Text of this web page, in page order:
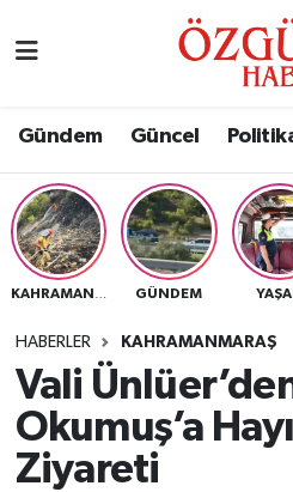
Gündem Güncel
GÜNDEM
HABERLER KAHRAMANMARAŞ
Vali
Okumuş’a
Ziyareti
Eğitim
Ekonomi
Güncel
Gündem
Magazin
Nöbetçi Eczaneler
Namaz Vakitleri
Trafik Durumu
Süper Lig Puan Durumu
Tüm Manşetler
Son Dakika Haberleri